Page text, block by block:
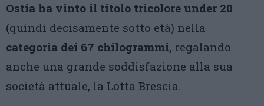
Ostia ha vinto il titolo tricolore under 20
(quindi decisamente sotto età) nella
categoria dei 67 chilogrammi, regalando
anche una grande soddisfazione alla sua
società attuale, la Lotta Brescia.